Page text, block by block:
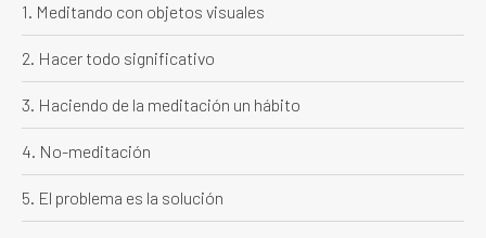
1. Meditando con objetos visuales
2. Hacer todo significativo
3. Haciendo de la meditación un hábito
4. No-meditación
5. El problema es la solución